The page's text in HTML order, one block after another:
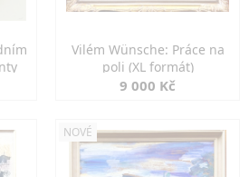
Vilém Wünsche: Práce na
poli (XL formát)
9 000 Kč
NOVÉ